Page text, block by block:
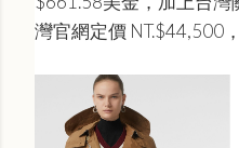
灣官網定價 NT.$44,500，